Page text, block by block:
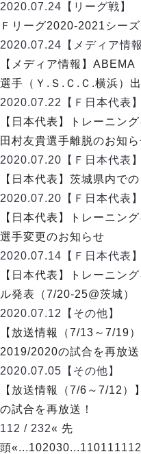
バサジィ大分
選手の通算記録（Ｆ
ヴォスクオーレ仙台
マルバ水戸FC
リガーレヴィア葛飾
Y．S．C．C．横浜
ヴィンセドール白山
アグレミーナ浜松
デウソン神戸
ポルセイド浜田
ミラクルスマイル新居
2020.07.24 【リーグ戦】
Ｆリーグ2020-2021シー
2020.07.24 【メディア情報
【メディア情報】
選手（Ｙ.Ｓ.Ｃ.Ｃ.横浜）
2020.07.22
【Ｆ日本代表】
【日本代表】トレーニン
田村友貴選手離脱のお知
2020.07.20 【Ｆ日本代表】
【日本代表】茨城県内で
2020.07.20 【Ｆ日本代表】
【日本代表】トレーニン
選手変更のお知らせ
2020.07.14 【Ｆ日本代表】
【日本代表】トレーニン
ル発表（7/20-25@茨城）
2020.07.12
【その他】
【放送情報（7/13～7/19
2019/2020の試合を再放送
2020.07.05 【その他】
【放送情報（7/6～7/12
の試合を再放送！
112 / 232« 先
頭«...102030...110111112